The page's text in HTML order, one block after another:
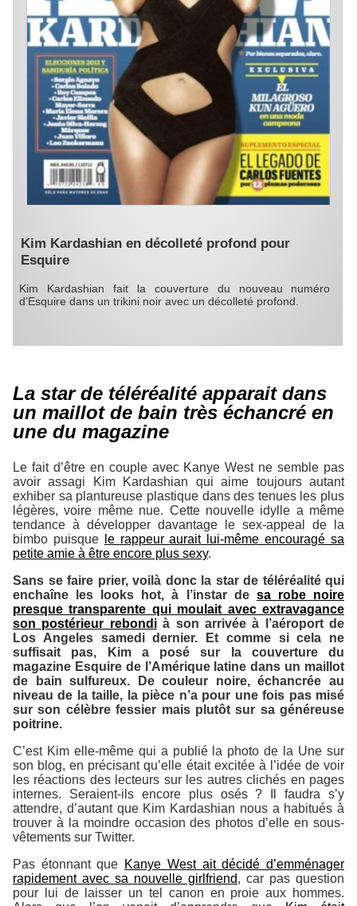
Kim Kardashian en décolleté profond pour
Esquire
Kim Kardashian fait la couverture du nouveau numéro
d’Esquire dans un trikini noir avec un décolleté profond.
La star de téléréalité apparait dans
un maillot de bain très échancré en
une du magazine
Le fait d’être en couple avec Kanye West ne semble pas
avoir assagi Kim Kardashian qui aime toujours autant
exhiber sa plantureuse plastique dans des tenues les plus
légères, voire même nue. Cette nouvelle idylle a même
tendance à développer davantage le sex-appeal de la
bimbo puisque
le rappeur aurait lui-même encouragé sa
petite amie à être encore plus sexy.
Sans se faire prier, voilà donc la star de téléréalité qui
enchaîne les looks hot, à l’instar de sa robe noire
presque transparente qui moulait avec extravagance
son postérieur rebondià son arrivée à l’aéroport de
Los Angeles samedi dernier. Et comme si cela ne
suffisait pas, Kim a posé sur la couverture du
magazine Esquirede l’Amérique latine dans un maillot
de bain sulfureux. De couleur noire, échancrée au
niveau de la taille, la pièce n’a pour une fois pas misé
sur son célèbre fessier mais plutôt sur sa généreuse
poitrine.
C’est Kim elle-même qui a publié la photo de la Une sur
son blog, en précisant qu’elle était excitée à l’idée de voir
les réactions des lecteurs sur les autres clichés en pages
internes. Seraient-ils encore plus osés ? Il faudra s’y
attendre, d’autant que Kim Kardashian nous a habitués à
trouver à la moindre occasion des photos d’elle en sous-
vêtements sur Twitter.
Pas étonnant que Kanye West ait décidé d’emménager
rapidement avec sa nouvelle girlfriend, car pas question
pour lui de laisser un tel canon en proie aux hommes.